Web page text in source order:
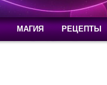
МАГИЯ РЕЦЕПТЫ